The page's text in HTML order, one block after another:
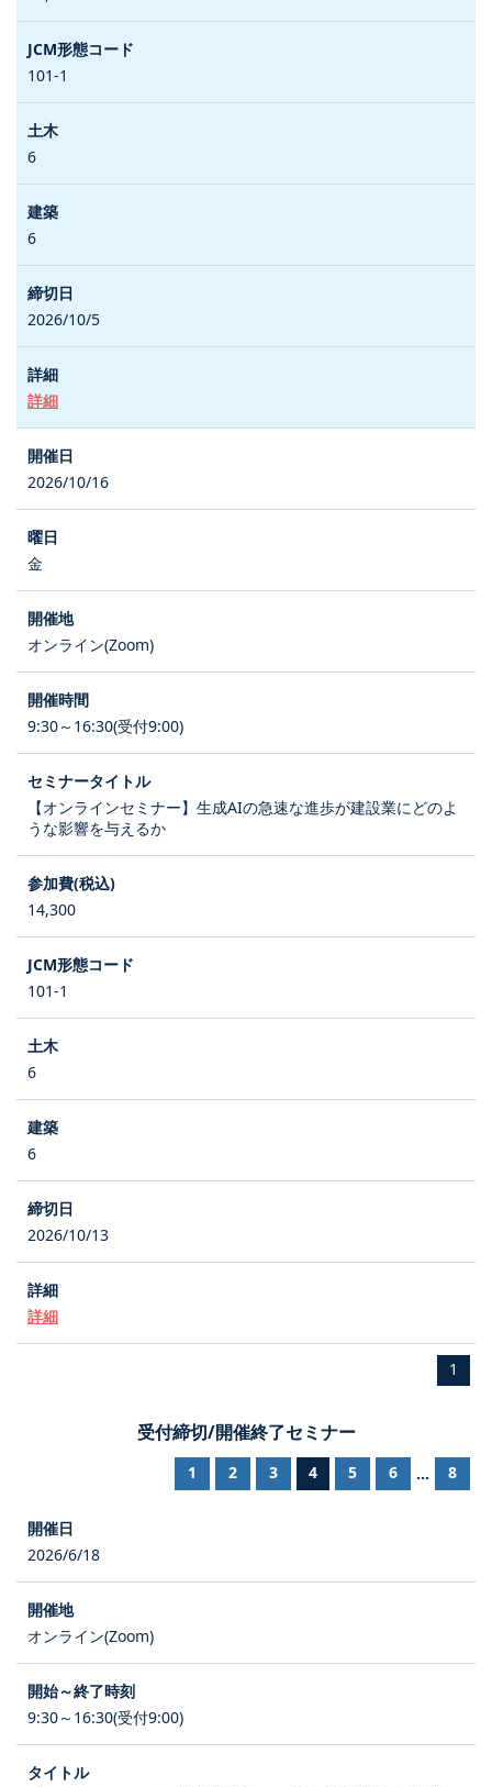
101-1
6
6
2026/10/5
詳細
2026/10/16
金
オンライン(Zoom)
9:30～16:30(受付9:00)
【オンラインセミナー】生成AIの急速な進歩が建設業にどのよ
うな影響を与えるか
14,300
101-1
6
6
2026/10/13
詳細
1
受付締切/開催終了セミナー
1 2 3 4 5 6 ... 8
2026/6/18
オンライン(Zoom)
9:30～16:30(受付9:00)